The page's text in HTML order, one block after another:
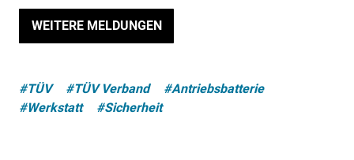
WEITERE MELDUNGEN
#TÜV #TÜV Verband
#Antriebsbatterie
#Werkstatt
#Sicherheit